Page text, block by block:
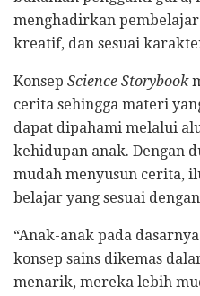
menghadirkan
kreatif, dan sesuai
Konsep Science Storybook
cerita sehingga materi
dapat dipahami melalui
kehidupan anak. Dengan
mudah menyusun cerita,
belajar yang sesuai
“Anak-anak pada
konsep sains dikemas
menarik, mereka lebih